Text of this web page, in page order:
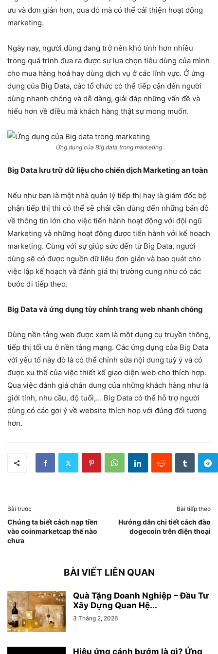
ưu và đơn giản hơn, qua đó mà có thể cải thiện hoạt động
marketing.
Ngày nay, người dùng đang trở nên khó tính hơn nhiều
trong quá trình đưa ra được sự lựa chọn tiêu dùng của mình
cho mua hàng hoá hay dùng dịch vụ ở các lĩnh vực. Ở ứng
dụng của Big Data, các tổ chức có thể tiếp cận đến người
dùng nhanh chóng và dễ dàng, giải đáp những vấn đề và
hiểu hơn về điều mà khách hàng thật sự mong muốn.
Ứng dụng của Big data trong marketing
Big Data lưu trữ dữ liệu cho chiến dịch Marketing an toàn
Nếu như bạn là một nhà quản lý tiếp thị hay là giám đốc bộ
phận tiếp thị thì có thể sẽ phải cần dùng đến những bản đồ
về thông tin lớn cho việc tiến hành hoạt động với đội ngũ
Marketing và những hoạt động được tiến hành với kế hoạch
marketing. Cùng với sự giúp sức đến từ Big Data, người
dùng sẽ có được nguồn dữ liệu đơn giản và bao quát cho
việc lập kế hoạch và đánh giá thị trường cung như có các
bước đi tiếp theo.
Big Data và ứng dụng tùy chỉnh trang web nhanh chóng
Dùng nền tảng web được xem là một dụng cụ truyền thông,
tiếp thị tối ưu ở nền tảng mạng. Các ứng dụng của Big Data
với yếu tố này đó là có thể chỉnh sửa nội dung tuỳ ý và có
được xu thế của việc thiết kế giao diện web cho thích hợp.
Qua việc đánh giá chân dung của những khách hàng như là
giới tính, nhu cầu, độ tuổi,… Big Data có thể hỗ trợ người
dùng có các gợi ý về website thích hợp với đúng đối tượng
hơn.
Bài trước
Chúng ta biết cách nạp tiền
vào coinmarketcap thế nào
chưa
Bài tiếp theo
Hướng dẫn chi tiết cách đào
dogecoin trên điện thoại
BÀI VIẾT LIÊN QUAN
Quà Tặng Doanh Nghiệp – Đầu Tư
Xây Dựng Quan Hệ...
3 Tháng 2, 2026
Hiệu ứng cánh bướm là gì? Ứng